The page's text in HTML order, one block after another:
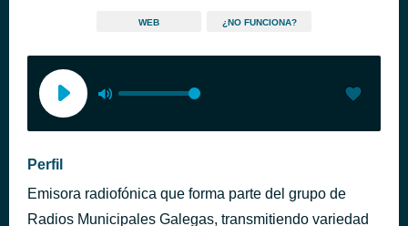
WEB ¿NO FUNCIONA?
Perfil
Emisora radiofónica que forma parte del grupo de
Radios Municipales Galegas, transmitiendo variedad